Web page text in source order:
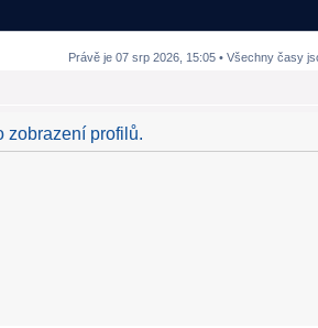
Právě je 07 srp 2026, 15:05 • Všechny časy
zobrazení profilů.